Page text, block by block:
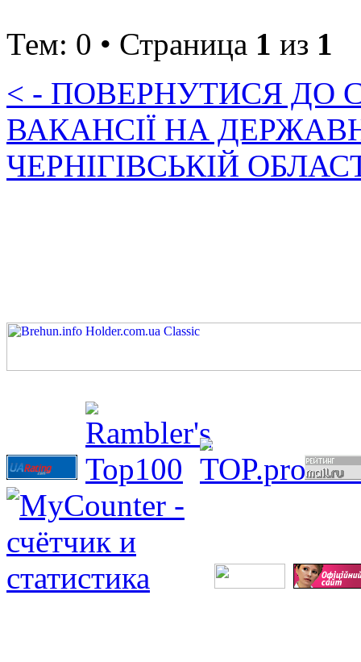
Тем: 0 • Страница 1 из 1
< - ПОВЕРНУТИСЯ ДО
ВАКАНСІЇ НА
ЧЕРНІГІВСЬКІЙ